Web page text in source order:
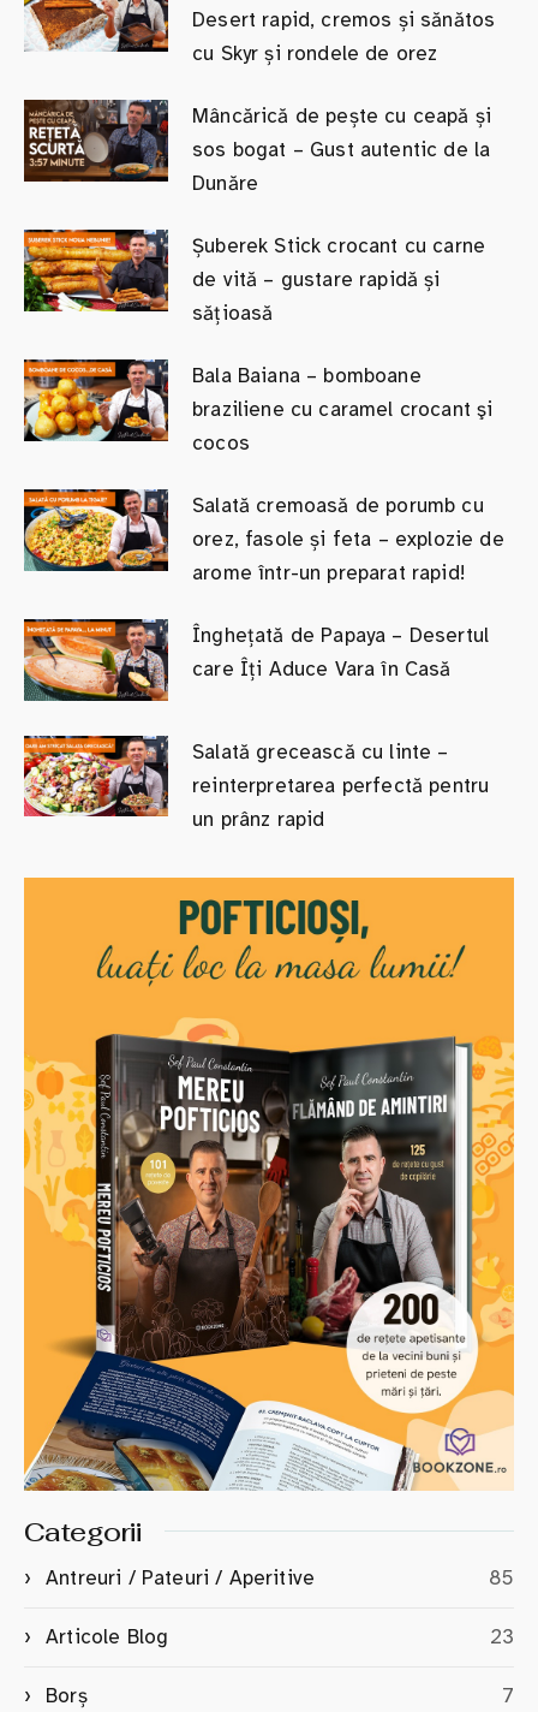
Desert rapid, cremos și sănătos
cu Skyr și rondele de orez
Mâncărică de pește cu ceapă și
sos bogat – Gust autentic de la
Dunăre
Șuberek Stick crocant cu carne
de vită – gustare rapidă și
sățioasă
Bala Baiana – bomboane
braziliene cu caramel crocant şi
cocos
Salată cremoasă de porumb cu
orez, fasole și feta – explozie de
arome într-un preparat rapid!
Înghețată de Papaya – Desertul
care Îți Aduce Vara în Casă
Salată grecească cu linte –
reinterpretarea perfectă pentru
un prânz rapid
Categorii
Antreuri / Pateuri / Aperitive 85
Articole Blog 23
Borș 7